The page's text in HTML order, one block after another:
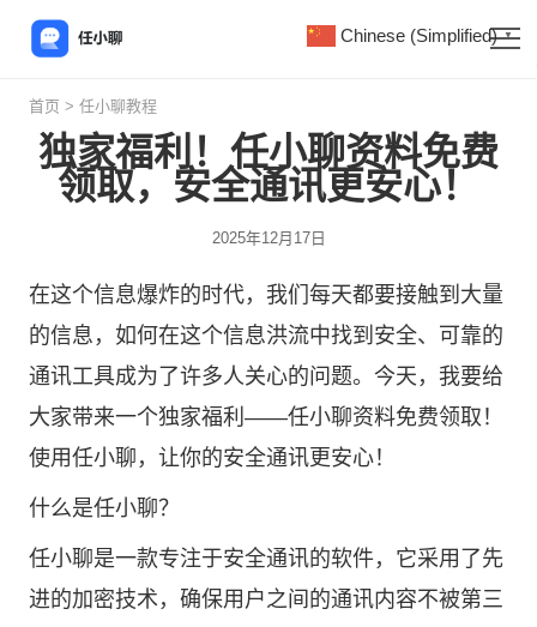
首页 > 任小聊教程
独家福利！任小聊资料免费
领取，安全通讯更安心！
2025年12月17日
在这个信息爆炸的时代，我们每天都要接触到大量
的信息，如何在这个信息洪流中找到安全、可靠的
通讯工具成为了许多人关心的问题。今天，我要给
大家带来一个独家福利——任小聊资料免费领取！
使用任小聊，让你的安全通讯更安心！
什么是任小聊？
任小聊是一款专注于安全通讯的软件，它采用了先
进的加密技术，确保用户之间的通讯内容不被第三
Chinese (Simplified) ▼